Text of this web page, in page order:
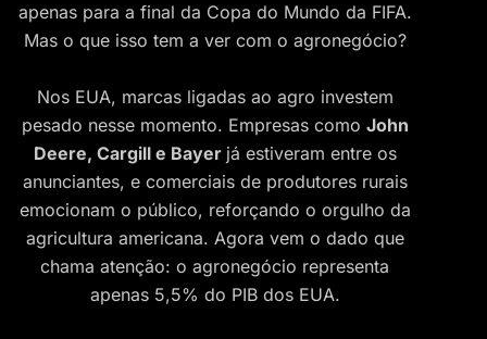
apenas para a final da Copa do Mundo da FIFA.
Mas o que isso tem a ver com o agronegócio?
Nos EUA, marcas ligadas ao agro investem
pesado nesse momento. Empresas como John
Deere, Cargill e Bayer já estiveram entre os
anunciantes, e comerciais de produtores rurais
emocionam o público, reforçando o orgulho da
agricultura americana. Agora vem o dado que
chama atenção: o agronegócio representa
apenas 5,5% do PIB dos EUA.